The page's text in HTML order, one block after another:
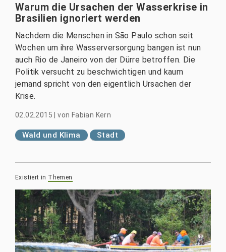
Warum die Ursachen der Wasserkrise in
Brasilien ignoriert werden
Nachdem die Menschen in São Paulo schon seit
Wochen um ihre Wasserversorgung bangen ist nun
auch Rio de Janeiro von der Dürre betroffen. Die
Politik versucht zu beschwichtigen und kaum
jemand spricht von den eigentlich Ursachen der
Krise.
02.02.2015 |von Fabian Kern
Wald und Klima Stadt
Existiert in Themen